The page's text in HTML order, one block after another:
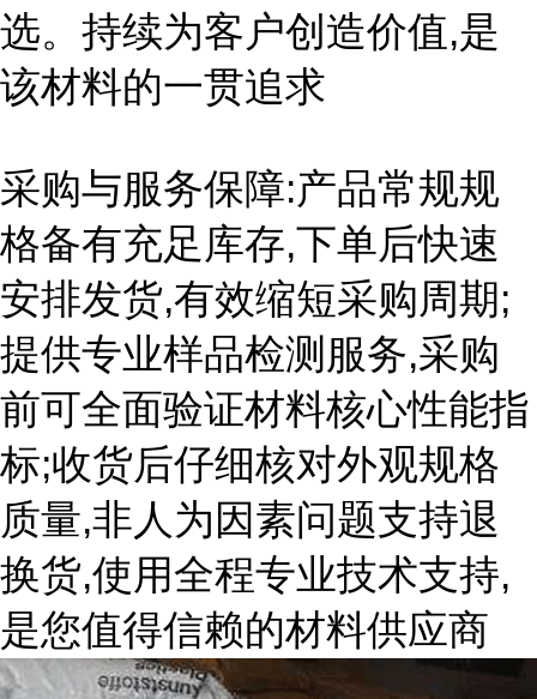
选。持续为客户创造价值,是
该材料的一贯追求
采购与服务保障:产品常规规
格备有充足库存,下单后快速
安排发货,有效缩短采购周期;
提供专业样品检测服务,采购
前可全面验证材料核心性能指
标;收货后仔细核对外观规格
质量,非人为因素问题支持退
换货,使用全程专业技术支持,
是您值得信赖的材料供应商